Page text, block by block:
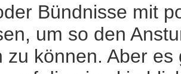
Bündnisse mit
um so den
zu können. Aber